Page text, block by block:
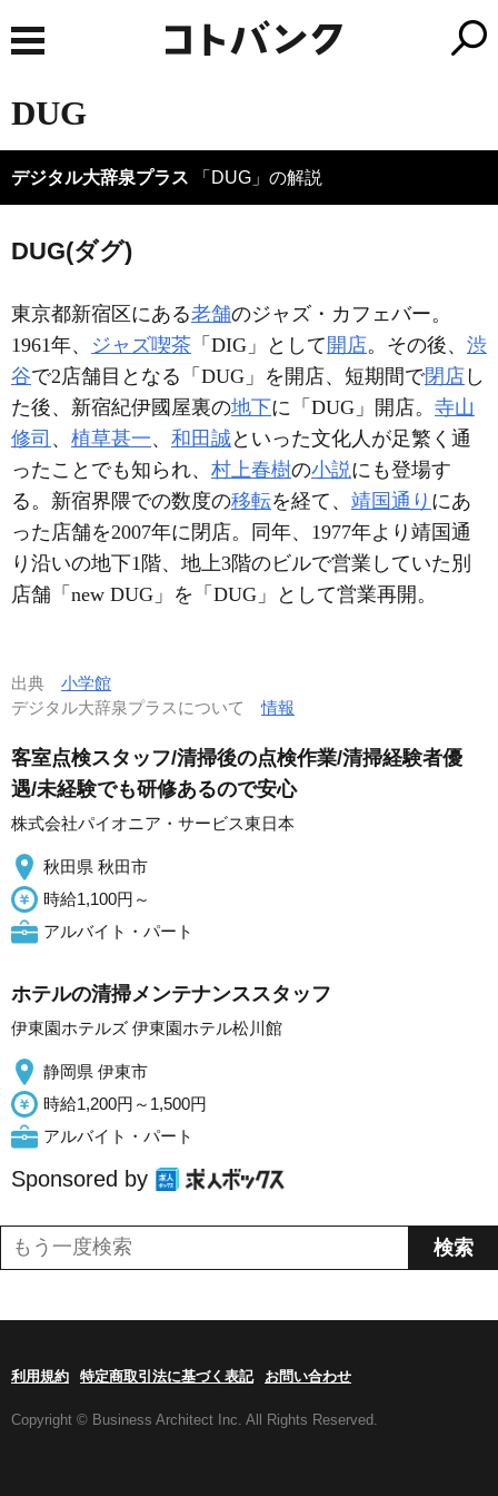
DUG
デジタル大辞泉プラス 「DUG」の解説
DUG(ダグ)
東京都新宿区にある老舗のジャズ・カフェバー。
1961年、 ジャズ喫茶 「DIG」として 開店。その後、 渋
谷で2店舗目となる「DUG」を開店、短期間で閉店 し
た後、新宿紀伊國屋裏の地下に「DUG」開店。 寺山
修司 、 植草甚一、 和田誠といった文化人が足繁く通
ったことでも知られ、 村上春樹の小説にも登場す
る。新宿界隈での数度の移転を経て、 靖国通り にあ
った店舗を2007年に閉店。同年、1977年より靖国通
り沿いの地下1階、地上3階のビルで営業していた別
店舗「new DUG」を「DUG」として営業再開。
出典 小学館
デジタル大辞泉プラスについて情報
客室点検スタッフ/清掃後の点検作業/清掃経験者優
遇/未経験でも研修あるので安心
株式会社パイオニア・サービス東日本
秋田県 秋田市
時給1,100円～
アルバイト・パート
ホテルの清掃メンテナンススタッフ
伊東園ホテルズ 伊東園ホテル松川館
静岡県 伊東市
時給1,200円～1,500円
アルバイト・パート
Sponsored by
利用規約 特定商取引法に基づく表記 お問い合わせ
Copyright © Business Architect Inc. All Rights Reserved.